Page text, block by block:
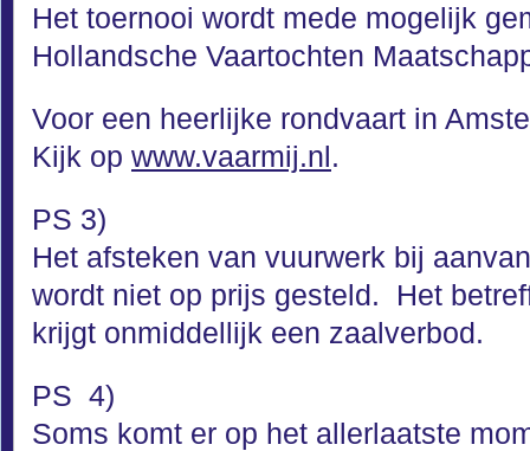
Het toernooi wordt mede mogelijk
Hollandsche Vaartochten
Voor een heerlijke rondvaart in
Kijk op www.vaarmij.nl.
PS 3)
Het afsteken van vuurwerk bij
wordt niet op prijs gesteld. Het
krijgt onmiddellijk een zaalverbod.
PS 4)
Soms komt er op het allerlaatste